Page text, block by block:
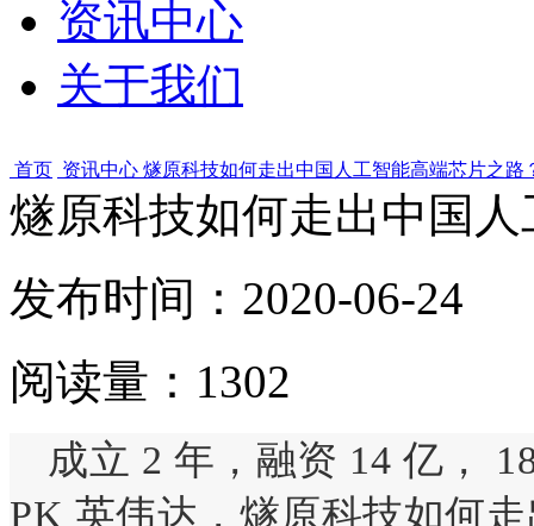
资讯中心
关于我们
首页 资讯中心 燧原科技如何走出中国人工智能高端芯片之路
燧原科技如何走出中国
发布时间：2020-06-24
阅读量：1302
成立 2 年，融资 14 亿，
PK 英伟达，燧原科技如何